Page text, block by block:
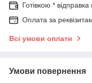
Готівкою *
Оплата за
Всі умови оплати
Умови повернення